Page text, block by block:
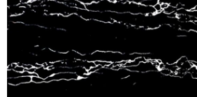
Đá hoa cương PVC
Liên hệ